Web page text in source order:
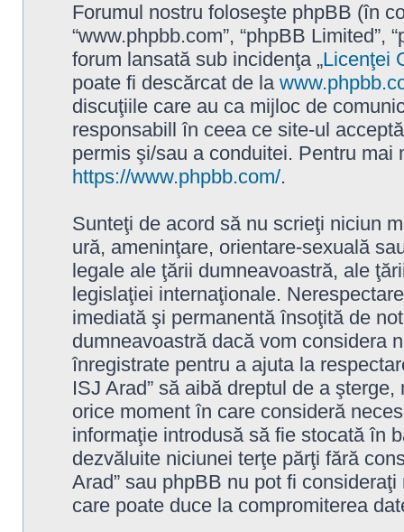
Forumul nostru foloseşte phpBB (în
“www.phpbb.com”, “phpBB Limited”,
forum lansată sub incidenţa „Licenţei
poate fi descărcat de la
discuţiile care au ca mijloc de
responsabill în ceea ce site-ul
permis şi/sau a conduitei. Pentru
https://www.phpbb.com/.
Sunteţi de acord să nu scrieţi niciun
ură, ameninţare, orientare-sexuală
legale ale ţării dumneavoastră, ale
legislaţiei internaţionale.
imediată şi permanentă însoţită de
dumneavoastră dacă vom considera
înregistrate pentru a ajuta la
ISJ Arad” să aibă dreptul de a
orice moment în care consideră
informaţie introdusă să fie stocată în
dezvăluite niciunei terţe părţi fără
Arad” sau phpBB nu pot fi
care poate duce la compromiterea